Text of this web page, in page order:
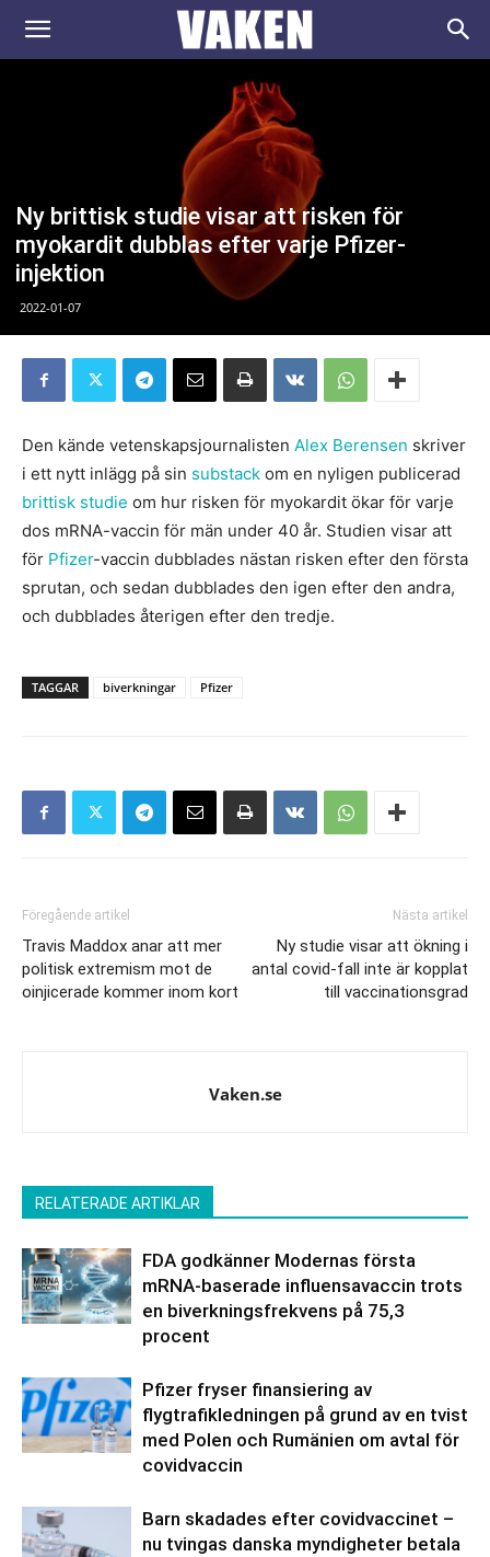
VAKEN.se
Ny brittisk studie visar att risken för
myokardit dubblas efter varje Pfizer-
injektion
2022-01-07
Den kände vetenskapsjournalisten Alex Berensen skriver
i ett nytt inlägg på sin substack om en nyligen publicerad
brittisk studie om hur risken för myokardit ökar för varje
dos mRNA-vaccin för män under 40 år. Studien visar att
för Pfizer-vaccin dubblades nästan risken efter den första
sprutan, och sedan dubblades den igen efter den andra,
och dubblades återigen efter den tredje.
TAGGAR biverkningar Pfizer
Föregående artikel
Travis Maddox anar att mer
politisk extremism mot de
oinjicerade kommer inom kort
Nästa artikel
Ny studie visar att ökning i
antal covid-fall inte är kopplat
till vaccinationsgrad
Vaken.se
RELATERADE ARTIKLAR
FDA godkänner Modernas första
mRNA-baserade influensavaccin trots
en biverkningsfrekvens på 75,3
procent
Pfizer fryser finansiering av
flygtrafikledningen på grund av en tvist
med Polen och Rumänien om avtal för
covidvaccin
Barn skadades efter covidvaccinet –
nu tvingas danska myndigheter betala